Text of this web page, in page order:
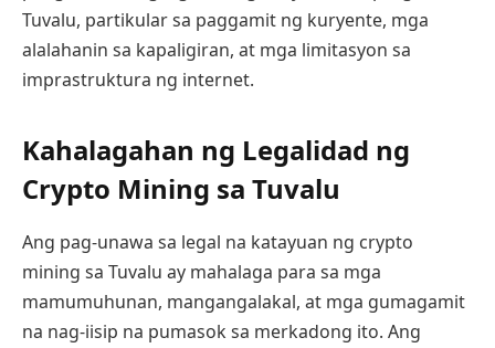
Tuvalu, partikular sa paggamit ng kuryente, mga
alalahanin sa kapaligiran, at mga limitasyon sa
imprastruktura ng internet.
Kahalagahan ng Legalidad ng
Crypto Mining sa Tuvalu
Ang pag-unawa sa legal na katayuan ng crypto
mining sa Tuvalu ay mahalaga para sa mga
mamumuhunan, mangangalakal, at mga gumagamit
na nag-iisip na pumasok sa merkadong ito. Ang